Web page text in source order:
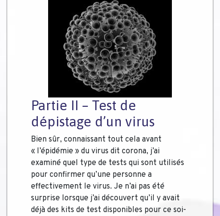
Partie II – Test de
dépistage d’un virus
Bien sûr, connaissant tout cela avant
« l’épidémie » du virus dit corona, j’ai
examiné quel type de tests qui sont utilisés
pour confirmer qu’une personne a
effectivement le virus. Je n’ai pas été
surprise lorsque j’ai découvert qu’il y avait
déjà des kits de test disponibles pour ce soi-